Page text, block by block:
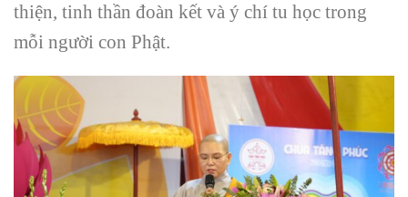
thiện, tinh thần đoàn kết và ý chí tu học trong
mỗi người con Phật.